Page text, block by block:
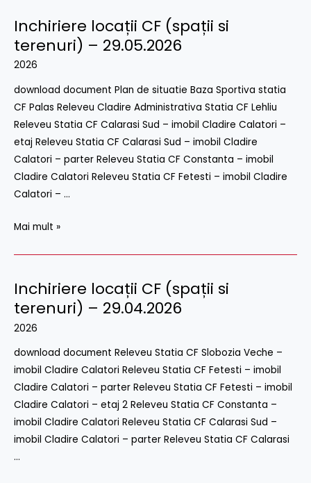
Inchiriere locații CF (spații si
terenuri) – 29.05.2026
2026
download document Plan de situatie Baza Sportiva statia
CF Palas Releveu Cladire Administrativa Statia CF Lehliu
Releveu Statia CF Calarasi Sud – imobil Cladire Calatori –
etaj Releveu Statia CF Calarasi Sud – imobil Cladire
Calatori – parter Releveu Statia CF Constanta – imobil
Cladire Calatori Releveu Statia CF Fetesti – imobil Cladire
Calatori – …
Inchiriere
locații
CF
si
terenuri)
–
29.05.2026
Mai mult »
Inchiriere locații CF (spații si
terenuri) – 29.04.2026
2026
download document Releveu Statia CF Slobozia Veche –
imobil Cladire Calatori Releveu Statia CF Fetesti – imobil
Cladire Calatori – parter Releveu Statia CF Fetesti – imobil
Cladire Calatori – etaj 2 Releveu Statia CF Constanta –
imobil Cladire Calatori Releveu Statia CF Calarasi Sud –
imobil Cladire Calatori – parter Releveu Statia CF Calarasi
…
Inchiriere
locații
CF
si
terenuri)
–
29.04.2026